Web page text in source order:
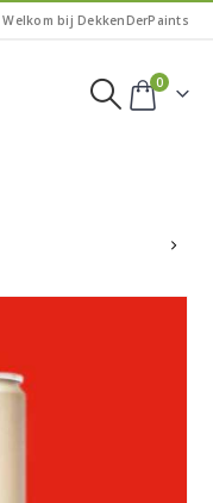
Welkom bij DekkenDerPaints
0